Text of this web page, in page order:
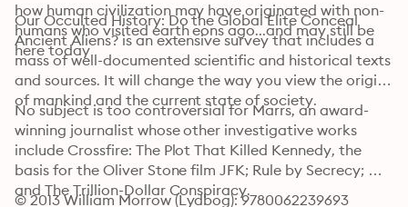
how human civilization may have originated with non-
humans who visited earth eons ago...and may still be
here today
Our Occulted History: Do the Global Elite Conceal
Ancient Aliens? is an extensive survey that includes a
mass of well-documented scientific and historical texts
and sources. It will change the way you view the origins
of mankind and the current state of society.
No subject is too controversial for Marrs, an award-
winning journalist whose other investigative works
include Crossfire: The Plot That Killed Kennedy, the
basis for the Oliver Stone film JFK; Rule by Secrecy;
and The Trillion-Dollar Conspiracy.
© 2013 William Morrow (Lydbog): 9780062239693